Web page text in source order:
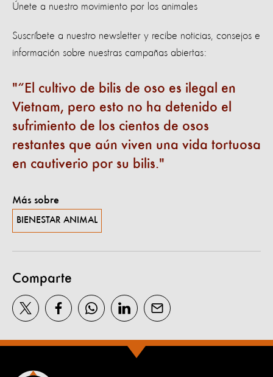
Únete a nuestro movimiento por los animales
Suscríbete a nuestro newsletter y recibe noticias, consejos e
información sobre nuestras campañas abiertas:
“El cultivo de bilis de oso es ilegal en
Vietnam, pero esto no ha detenido el
sufrimiento de los cientos de osos
restantes que aún viven una vida tortuosa
en cautiverio por su bilis.
Más sobre
BIENESTAR ANIMAL
Comparte